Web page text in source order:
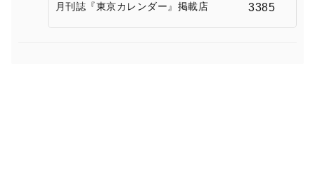
月刊誌『東京カレンダー』掲載店 3385